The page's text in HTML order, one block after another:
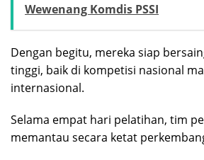
Wewenang Komdis PSSI
Dengan begitu, mereka siap
tinggi, baik di kompetisi nasional
internasional.
Selama empat hari pelatihan, tim
memantau secara ketat